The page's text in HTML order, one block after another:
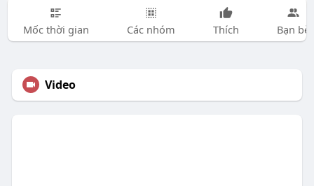
Mốc thời gian Các nhóm Thích Bạn bè
Video